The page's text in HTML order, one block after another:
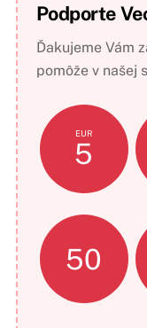
Podporte
Ďakujeme Vám
pomôže v našej
EUR
5
50